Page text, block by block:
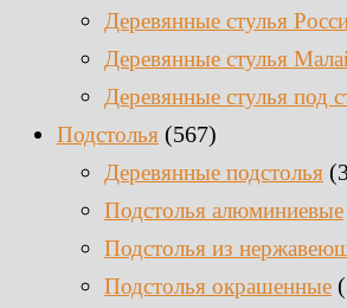
Деревянные стулья
Деревянные стулья
Деревянные стулья под
Подстолья (567)
Деревянные подстолья
Подстолья алюминиевые
Подстолья из
Подстолья окрашенные